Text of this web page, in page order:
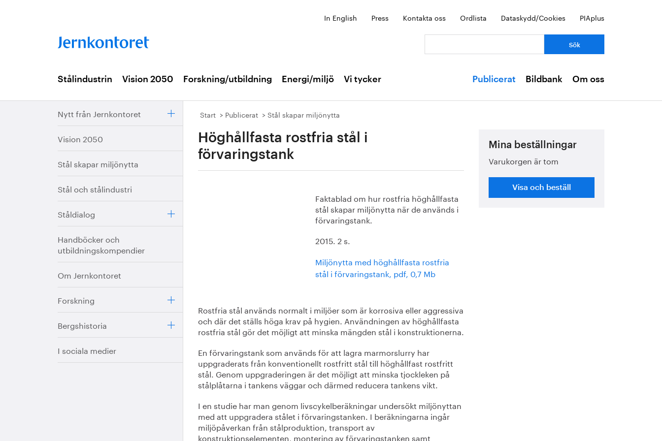
In English Press Kontakta oss Ordlista Dataskydd/Cookies PIAplus
Stålindustrin Vision 2050 Forskning/utbildning Energi/miljö Vi tycker Publicerat Bildbank Om oss
Nytt från Jernkontoret
Vision 2050
Stål skapar miljönytta
Stål och stålindustri
Ståldialog
Handböcker och
utbildningskompendier
Om Jernkontoret
Forskning
Bergshistoria
I sociala medier
Start Publicerat Stål skapar miljönytta
Höghållfasta rostfria stål i
förvaringstank
Faktablad om hur rostfria höghållfasta
stål skapar miljönytta när de används i
förvaringstank.
2015. 2 s.
Miljönytta med höghållfasta rostfria
stål i förvaringstank, pdf, 0,7 Mb
Rostfria stål används normalt i miljöer som är korrosiva eller aggressiva
och där det ställs höga krav på hygien. Användningen av höghållfasta
rostfria stål gör det möjligt att minska mängden stål i konstruktionerna.
En förvaringstank som används för att lagra marmorslurry har
uppgraderats från konventionellt rostfritt stål till höghållfast rostfritt
stål. Genom uppgraderingen är det möjligt att minska tjockleken på
stålplåtarna i tankens väggar och därmed reducera tankens vikt.
I en studie har man genom livscykelberäkningar undersökt miljönyttan
med att uppgradera stålet i förvaringstanken. I beräkningarna ingår
miljöpåverkan från stålproduktion, transport av
konstruktionselementen, montering av förvaringstanken samt
Mina beställningar
Varukorgen är tom
Visa och beställ